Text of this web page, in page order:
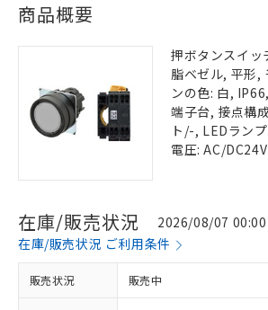
商品概要
押ボタンスイ
脂ベゼル, 平形,
ンの色: 白,
端子台, 接点構
ト/-, LEDラン
電圧: AC/DC24V
在庫/販売状況
2026/08/07 00:00
在庫/販売状況 ご利用条件
販売状況 販売中